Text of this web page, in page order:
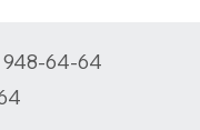
948-64-64